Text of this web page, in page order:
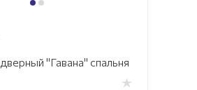
"Гавана" спальня